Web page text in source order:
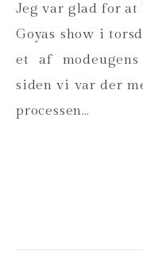
Jeg var glad for at have mulighed for at se Stine
Goyas show i
et af
siden vi var der
processen…